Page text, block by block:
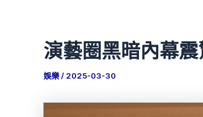
演藝圈黑暗內幕
娛樂/ 2025-03-30